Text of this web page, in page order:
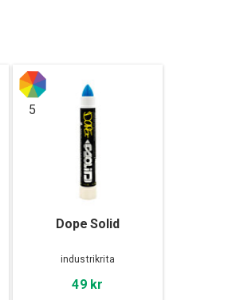
5
Dope Solid
industrikrita
49 kr